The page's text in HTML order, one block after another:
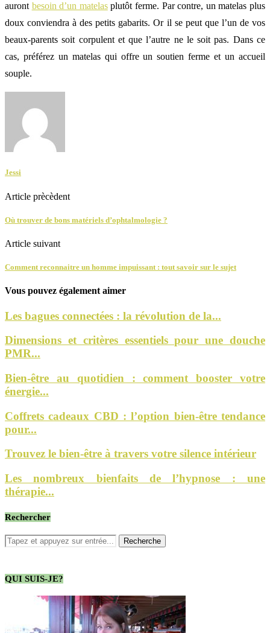
auront besoin d’un matelasplutôt ferme. Par contre, un matelas plus
doux conviendra à des petits gabarits. Or il se peut que l’un de vos
beaux-parents soit corpulent et que l’autre ne le soit pas. Dans ce
cas, préférez un matelas qui offre un soutien ferme et un accueil
souple.
Jessi
Article prècèdent
Où trouver de bons matériels d’ophtalmologie ?
Article suivant
Comment reconnaitre un homme impuissant : tout savoir sur le sujet
Vous pouvez également aimer
Les bagues connectées : la révolution de la...
Dimensions et critères essentiels pour une douche
PMR...
Bien-être au quotidien : comment booster votre
énergie...
Coffrets cadeaux CBD : l’option bien-être tendance
pour...
Trouvez le bien-être à travers votre silence intérieur
Les nombreux bienfaits de l’hypnose : une
thérapie...
Rechercher
QUI SUIS-JE?